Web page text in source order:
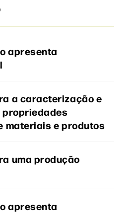
apresenta
a caracterização e
materiais e produtos
uma produção
apresenta